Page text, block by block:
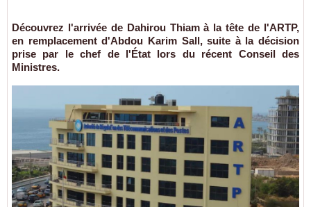
Découvrez l'arrivée de Dahirou Thiam à la tête de l'ARTP,
en remplacement d'Abdou Karim Sall, suite à la décision
prise par le chef de l'État lors du récent Conseil des
Ministres.